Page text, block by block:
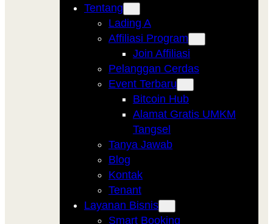
Tentang
Lading A
Affiliasi Program
Join Affiliasi
Pelanggan Cerdas
Event Terbaru
Bitcoin Hub
Alamat Gratis UMKM
Tangsel
Tanya Jawab
Blog
Kontak
Tenant
Layanan Bisnis
Smart Booking